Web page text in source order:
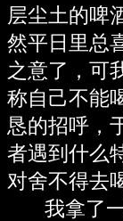
层尘土的啤
然平日里总
之意了，可
称自己不能
恳的招呼，
者遇到什么
对舍不得去
我拿了一